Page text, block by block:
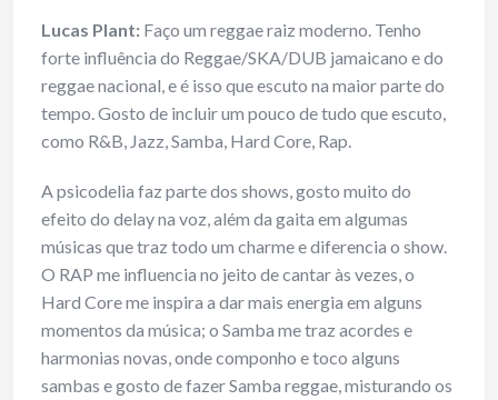
Lucas Plant: Faço um reggae raiz moderno. Tenho
forte influência do Reggae/SKA/DUB jamaicano e do
reggae nacional, e é isso que escuto na maior parte do
tempo. Gosto de incluir um pouco de tudo que escuto,
como R&B, Jazz, Samba, Hard Core, Rap.
A psicodelia faz parte dos shows, gosto muito do
efeito do delay na voz, além da gaita em algumas
músicas que traz todo um charme e diferencia o show.
O RAP me influencia no jeito de cantar às vezes, o
Hard Core me inspira a dar mais energia em alguns
momentos da música; o Samba me traz acordes e
harmonias novas, onde componho e toco alguns
sambas e gosto de fazer Samba reggae, misturando os